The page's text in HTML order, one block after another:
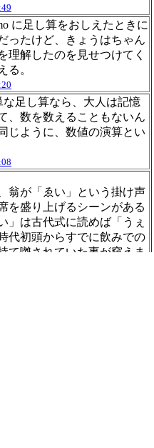
に足し算をおしえたときに
ったけど、きょうはちゃん
理解したのを見せつけてく
る。
な足し算なら、大人は記憶
、数を数えることもないん
じように、数値の演算とい
翁が「ゑい」という掛け声
を盛り上げるシーンがある
」は古代式に読めば「うぇ
代初頭からすでに飲みでの
て囃されていた事が窺えま